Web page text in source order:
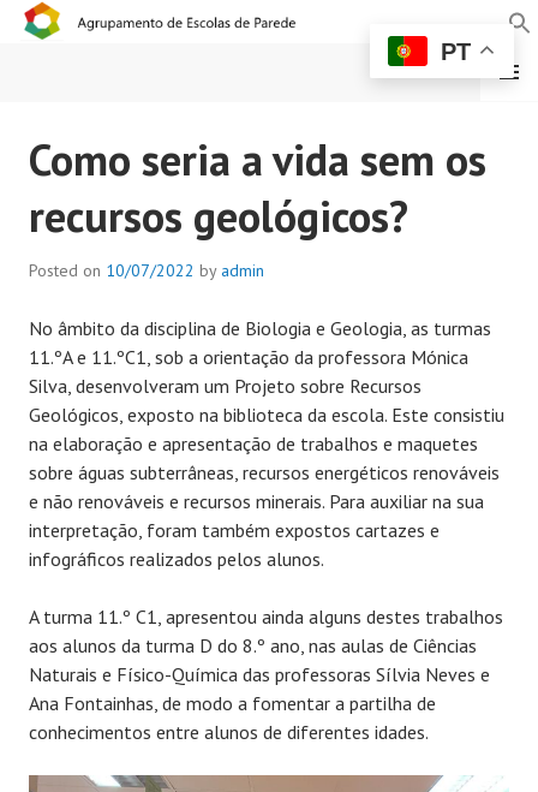
AGRUPAMENTO DE
ESCOLAS DE PAREDE
MENU
Como seria a vida sem os
recursos geológicos?
Posted on 10/07/2022 by admin
No âmbito da disciplina de Biologia e Geologia, as turmas
11.ºA e 11.ºC1, sob a orientação da professora Mónica
Silva, desenvolveram um Projeto sobre Recursos
Geológicos, exposto na biblioteca da escola. Este consistiu
na elaboração e apresentação de trabalhos e maquetes
sobre águas subterrâneas, recursos energéticos renováveis
e não renováveis e recursos minerais. Para auxiliar na sua
interpretação, foram também expostos cartazes e
infográficos realizados pelos alunos.
A turma 11.º C1, apresentou ainda alguns destes trabalhos
aos alunos da turma D do 8.º ano, nas aulas de Ciências
Naturais e Físico-Química das professoras Sílvia Neves e
Ana Fontainhas, de modo a fomentar a partilha de
conhecimentos entre alunos de diferentes idades.
PT